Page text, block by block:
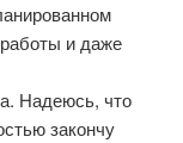
и даже
Надеюсь, что
закончу